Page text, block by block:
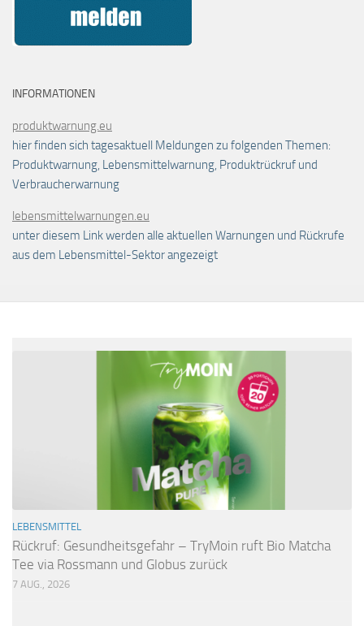
INFORMATIONEN
produktwarnung.eu
hier finden sich tagesaktuell Meldungen zu folgenden Themen:
Produktwarnung, Lebensmittelwarnung, Produktrückruf und
Verbraucherwarnung
lebensmittelwarnungen.eu
unter diesem Link werden alle aktuellen Warnungen und Rückrufe
aus dem Lebensmittel-Sektor angezeigt
LEBENSMITTEL
Rückruf: Gesundheitsgefahr – TryMoin ruft Bio Matcha
Tee via Rossmann und Globus zurück
7 AUG., 2026